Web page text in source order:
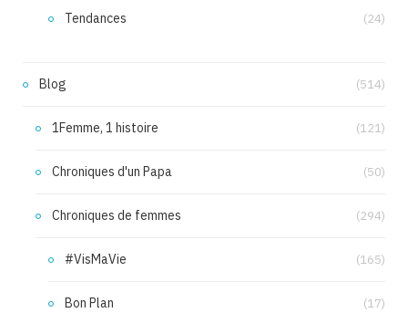
Tendances (24)
Blog (514)
1Femme, 1 histoire (121)
Chroniques d'un Papa (50)
Chroniques de femmes (294)
#VisMaVie (165)
Bon Plan (17)